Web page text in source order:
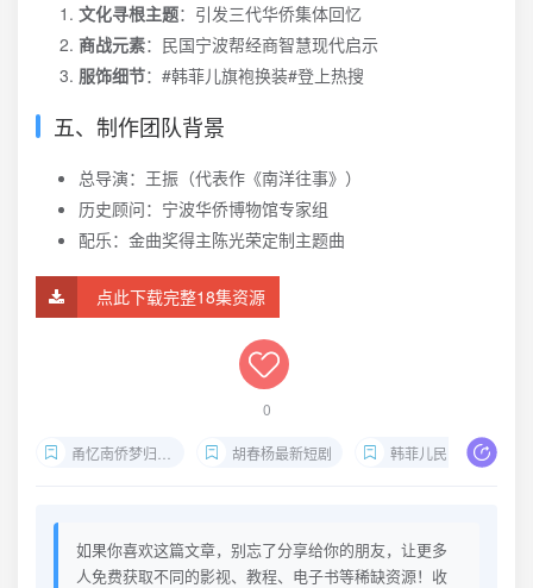
文化寻根主题：引发三代华侨集体回忆
商战元素：民国宁波帮经商智慧现代启示
服饰细节：#韩菲儿旗袍换装#登上热搜
五、制作团队背景
总导演：王振（代表作《南洋往事》）
历史顾问：宁波华侨博物馆专家组
配乐：金曲奖得主陈光荣定制主题曲
点此下载完整18集资源
0
甬忆南侨梦归人全集下载 胡春杨最新短剧 韩菲儿民国造型
如果你喜欢这篇文章，别忘了分享给你的朋友，让更多
人免费获取不同的影视、教程、电子书等稀缺资源！收